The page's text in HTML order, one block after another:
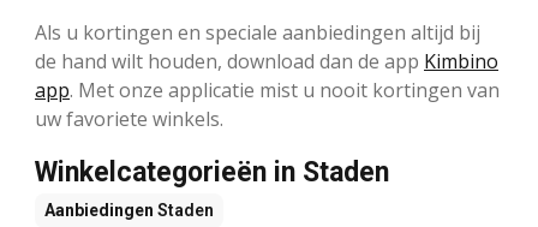
Als u kortingen en speciale aanbiedingen altijd bij
de hand wilt houden, download dan de app Kimbino
app. Met onze applicatie mist u nooit kortingen van
uw favoriete winkels.
Winkelcategorieën in Staden
Aanbiedingen Staden